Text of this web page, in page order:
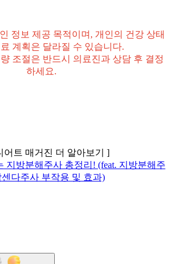
정보 제공 목적이며, 개인의 건강 상태
계획은 달라질 수 있습니다.
조절은 반드시 의료진과 상담 후 결정
하세요.
어트 매거진 더 알아보기 ]
지방분해주사 총정리! (feat. 지방분해주
다주사 부작용 및 효과)